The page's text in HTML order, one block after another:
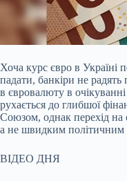
Хоча курс євро в Україні
падати, банкіри не радять
в євровалюту в
рухається до глибшої
Союзом, однак перехід на
а не швидким політичним
ВІДЕО ДНЯ